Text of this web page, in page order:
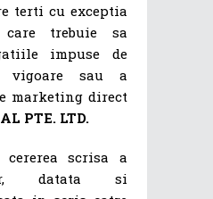
terti cu exceptia
trebuie sa
impuse de
vigoare sau a
marketing direct
PTE. LTD.
scrisa a
datata si